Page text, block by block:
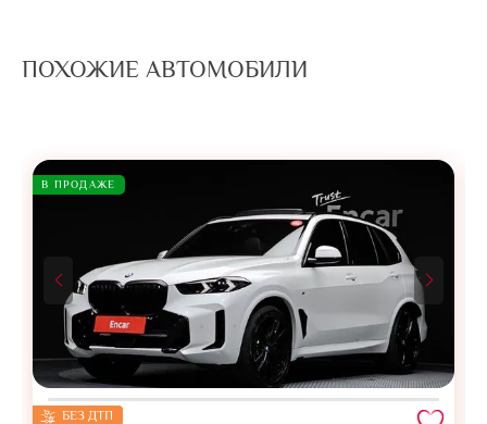
ПОХОЖИЕ АВТОМОБИЛИ
В ПРОДАЖЕ
БЕЗ ДТП